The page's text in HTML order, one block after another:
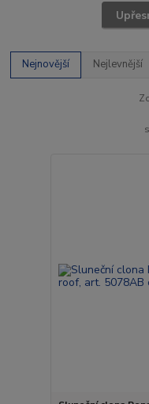
Nejnovější Nejlevnější